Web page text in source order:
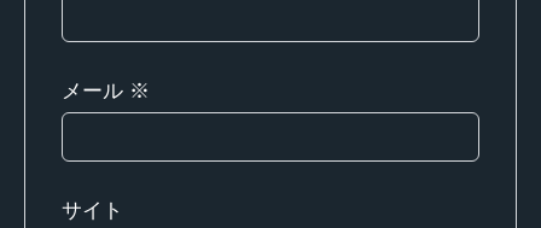
メール ※
サイト